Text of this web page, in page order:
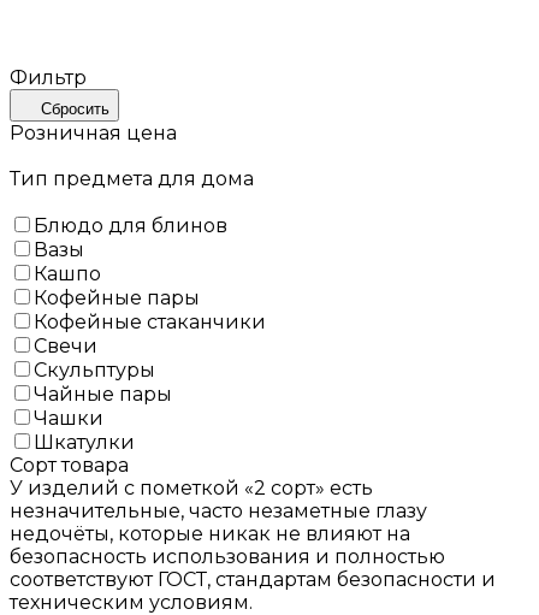
Фильтр
Сбросить
Розничная цена
Тип предмета для дома
Блюдо для блинов
Вазы
Кашпо
Кофейные пары
Кофейные стаканчики
Свечи
Скульптуры
Чайные пары
Чашки
Шкатулки
Сорт товара
У изделий с пометкой «2 сорт» есть
незначительные, часто незаметные глазу
недочёты, которые никак не влияют на
безопасность использования и полностью
соответствуют ГОСТ, стандартам безопасности и
техническим условиям.